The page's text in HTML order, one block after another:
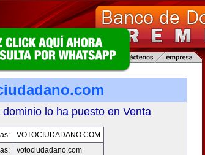
lo ha puesto en Venta
VOTOCIUDADANO.COM
votociudadano.com